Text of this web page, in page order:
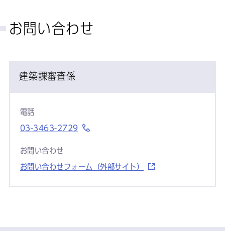
お問い合わせ
建築課審査係
電話
03-3463-2729
お問い合わせ
お問い合わせフォーム（外部サイト）